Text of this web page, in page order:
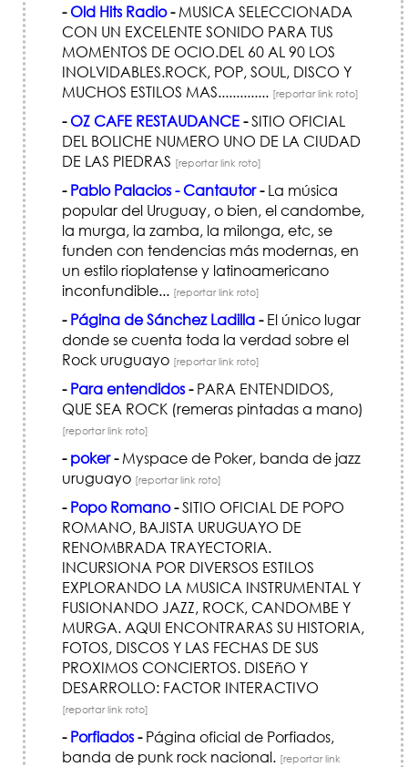
- Old Hits Radio-MUSICA SELECCIONADA
CON UN EXCELENTE SONIDO PARA TUS
MOMENTOS DE OCIO.DEL 60 AL 90 LOS
INOLVIDABLES.ROCK, POP, SOUL, DISCO Y
MUCHOS ESTILOS MAS.............. [reportar link roto]
- OZ CAFE RESTAUDANCE-SITIO OFICIAL
DEL BOLICHE NUMERO UNO DE LA CIUDAD
DE LAS PIEDRAS [reportar link roto]
- Pablo Palacios - Cantautor-La música
popular del Uruguay, o bien, el candombe,
la murga, la zamba, la milonga, etc, se
funden con tendencias más modernas, en
un estilo rioplatense y latinoamericano
inconfundible... [reportar link roto]
- Página de Sánchez Ladilla-El único lugar
donde se cuenta toda la verdad sobre el
Rock uruguayo [reportar link roto]
- Para entendidos-PARA ENTENDIDOS,
QUE SEA ROCK (remeras pintadas a mano)
[reportar link roto]
- poker-Myspace de Poker, banda de jazz
uruguayo [reportar link roto]
- Popo Romano-SITIO OFICIAL DE POPO
ROMANO, BAJISTA URUGUAYO DE
RENOMBRADA TRAYECTORIA.
INCURSIONA POR DIVERSOS ESTILOS
EXPLORANDO LA MUSICA INSTRUMENTAL Y
FUSIONANDO JAZZ, ROCK, CANDOMBE Y
MURGA. AQUI ENCONTRARAS SU HISTORIA,
FOTOS, DISCOS Y LAS FECHAS DE SUS
PROXIMOS CONCIERTOS. DISEñO Y
DESARROLLO: FACTOR INTERACTIVO
[reportar link roto]
- Porfiados-Página oficial de Porfiados,
banda de punk rock nacional. [reportar link